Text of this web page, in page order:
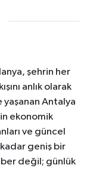
şehrin her
anlık olarak
yaşanan Antalya
ekonomik
ve güncel
geniş bir
değil; günlük